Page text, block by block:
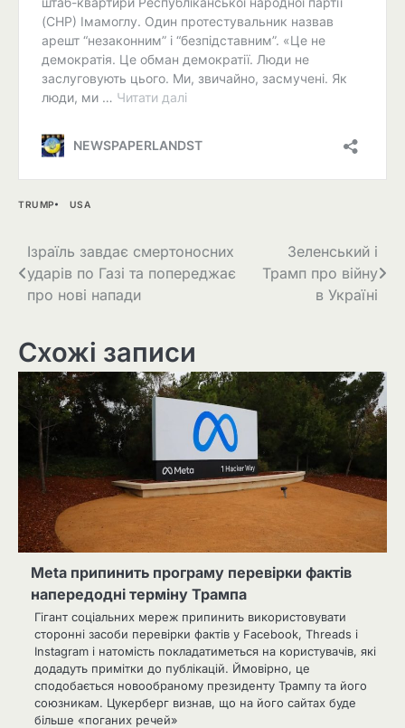
TRUMP USA
Навігація
записів
Ізраїль завдає смертоносних
ударів по Газі та попереджає
про нові напади
Зеленський і
Трамп про війну
в Україні
Схожі записи
Meta припинить програму перевірки фактів
напередодні терміну Трампа
Гігант соціальних мереж припинить використовувати
сторонні засоби перевірки фактів у Facebook, Threads і
Instagram і натомість покладатиметься на користувачів, які
додадуть примітки до публікацій. Ймовірно, це
сподобається новообраному президенту Трампу та його
союзникам. Цукерберг визнав, що на його сайтах буде
більше «поганих речей»